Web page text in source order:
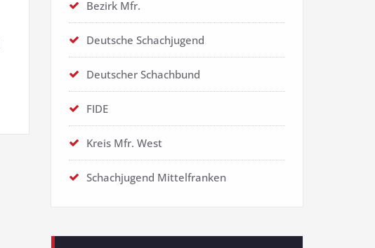
Bezirk Mfr.
Deutsche Schachjugend
Deutscher Schachbund
FIDE
Kreis Mfr. West
Schachjugend Mittelfranken